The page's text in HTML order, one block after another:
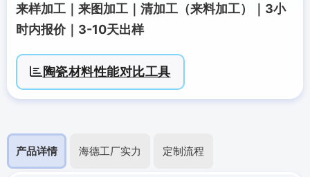
来样加工｜来图加工｜清加工（来料加工）｜3小
时内报价｜3-10天出样
陶瓷材料性能对比工具
产品详情 海德工厂实力 定制流程